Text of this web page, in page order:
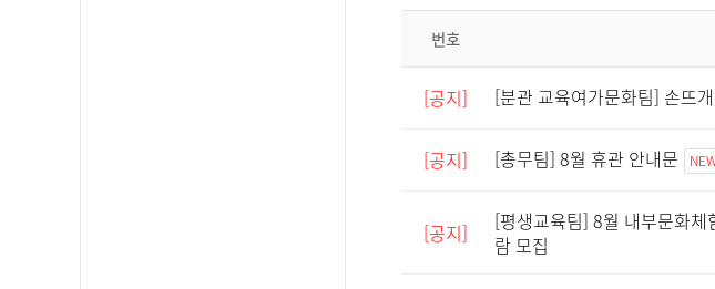
번호
[공지] [분관 교육여가문화팀] 손뜨
[공지] [총무팀] 8월 휴관 안내문
[공지]
[평생교육팀] 8월 내부문화
람 모집